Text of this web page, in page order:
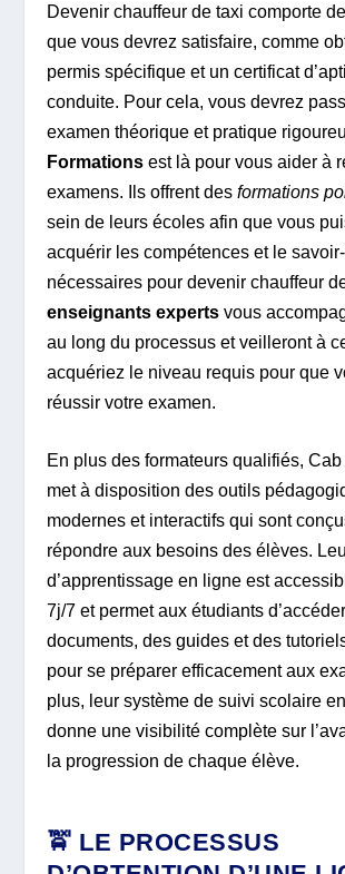
Devenir chauffeur de taxi comporte
que vous devrez satisfaire, comme
permis spécifique et un certificat
conduite. Pour cela, vous devrez
examen théorique et pratique
Formations est là pour vous aider à
examens. Ils offrent desformations
sein de leurs écoles afin que vous
acquérir les compétences et le
nécessaires pour devenir chauffeur
enseignants experts vous
au long du processus et veilleront à
acquériez le niveau requis pour que
réussir votre examen.
En plus des formateurs qualifiés,
met à disposition des outils
modernes et interactifs qui sont
répondre aux besoins des élèves.
d’apprentissage en ligne est
7j/7 et permet aux étudiants
documents, des guides et des
pour se préparer efficacement aux
plus, leur système de suivi scolaire
donne une visibilité complète sur
la progression de chaque élève.
🚖 LE PROCESSUS